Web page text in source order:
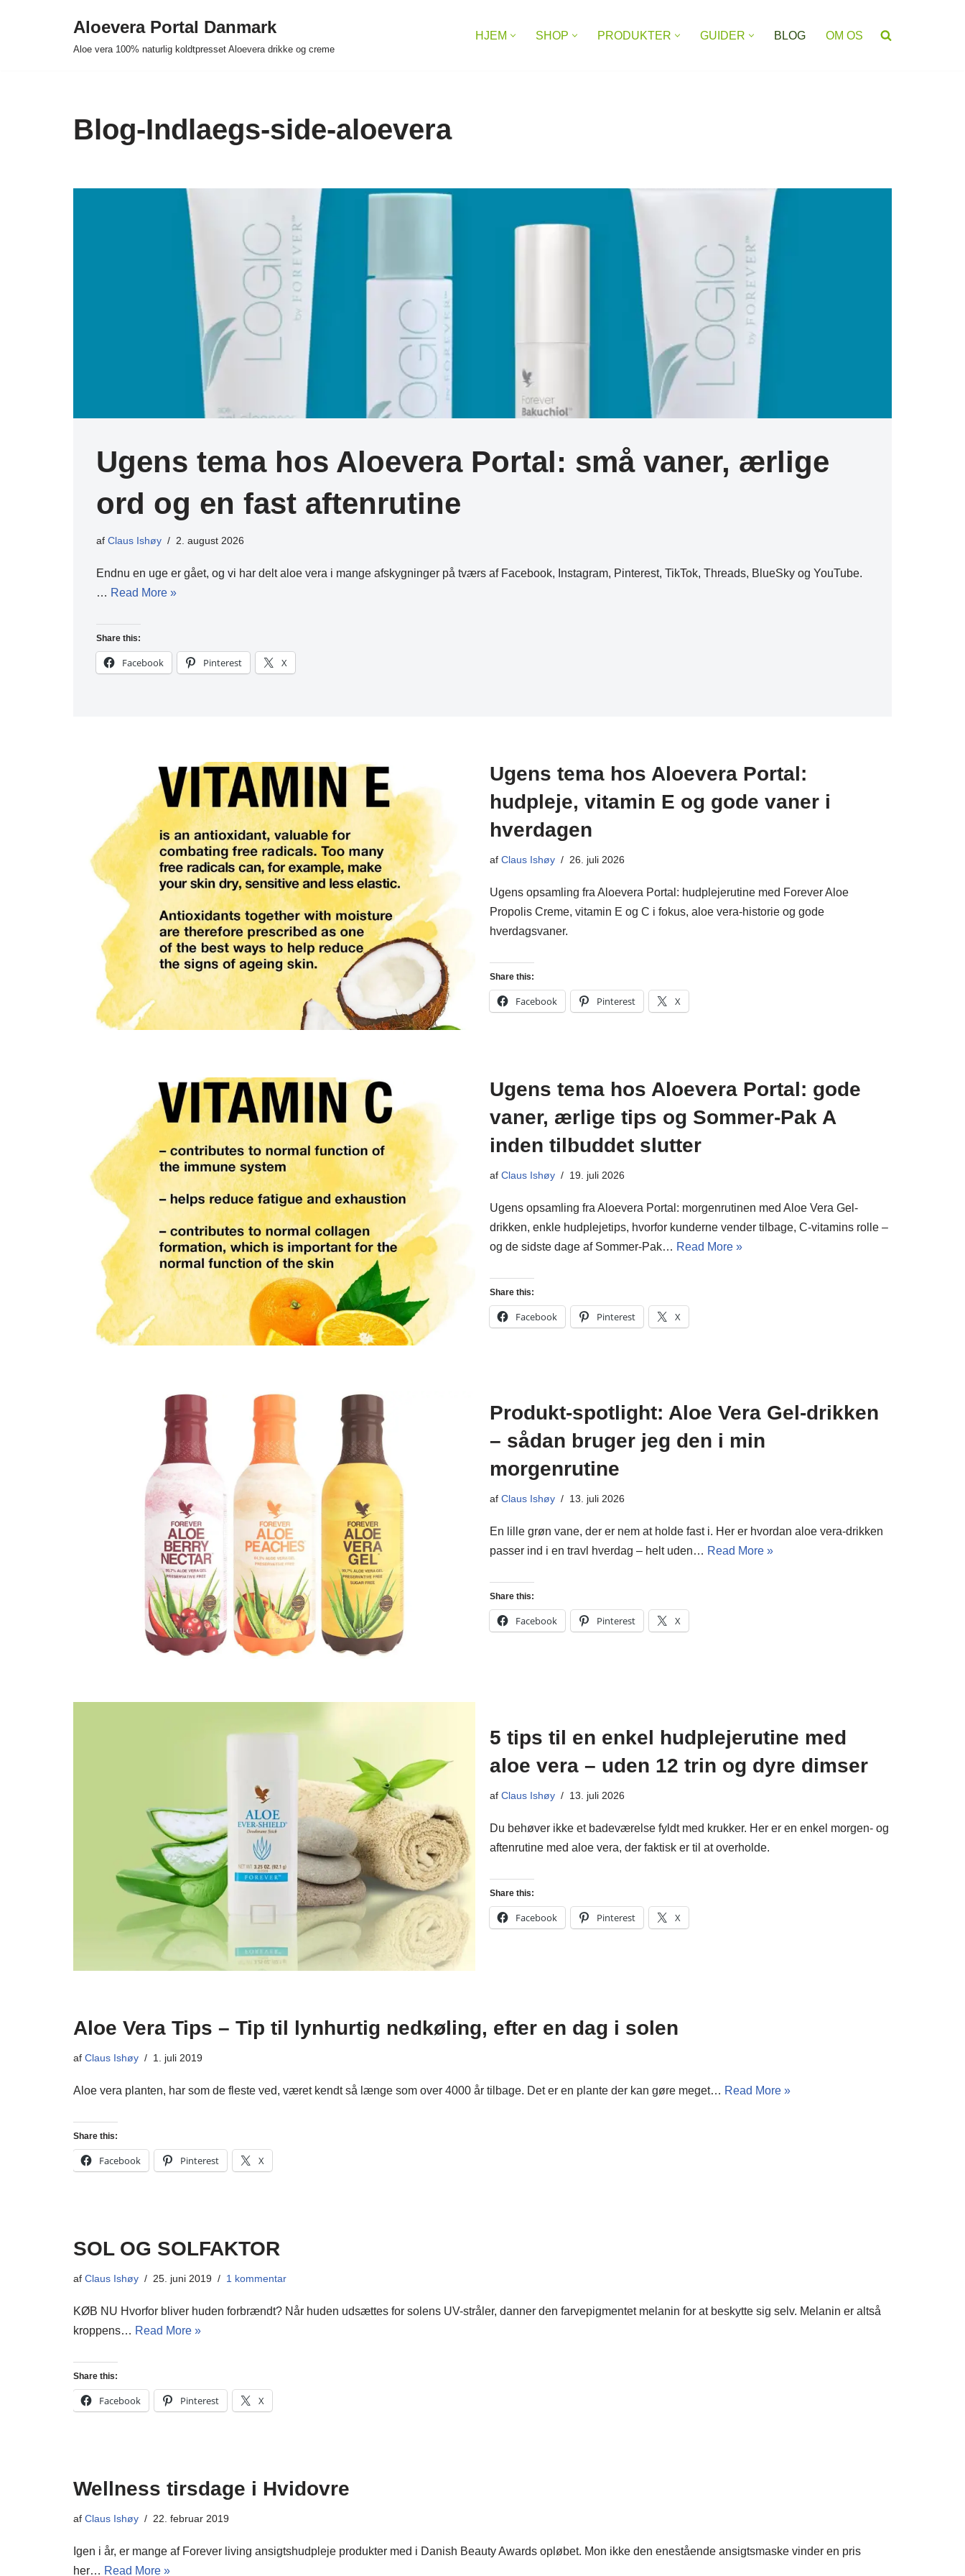
Aloevera Portal Danmark
Aloe vera 100% naturlig koldtpresset Aloevera drikke og creme
HJEM SHOP PRODUKTER GUIDER BLOG OM OS
Blog-Indlaegs-side-aloevera
Ugens tema hos Aloevera Portal: små vaner, ærlige
ord og en fast aftenrutine
af Claus Ishøy 2. august 2026
Endnu en uge er gået, og vi har delt aloe vera i mange afskygninger på tværs af Facebook, Instagram, Pinterest, TikTok, Threads, BlueSky og YouTube.
… Read More »
Share this:
Facebook Pinterest X
Ugens tema hos Aloevera Portal:
hudpleje, vitamin E og gode vaner i
hverdagen
af Claus Ishøy 26. juli 2026
Ugens opsamling fra Aloevera Portal: hudplejerutine med Forever Aloe
Propolis Creme, vitamin E og C i fokus, aloe vera-historie og gode
hverdagsvaner.
Share this:
Facebook Pinterest X
Ugens tema hos Aloevera Portal: gode
vaner, ærlige tips og Sommer-Pak A
inden tilbuddet slutter
af Claus Ishøy 19. juli 2026
Ugens opsamling fra Aloevera Portal: morgenrutinen med Aloe Vera Gel-
drikken, enkle hudplejetips, hvorfor kunderne vender tilbage, C-vitamins rolle –
og de sidste dage af Sommer-Pak… Read More »
Share this:
Facebook Pinterest X
Produkt-spotlight: Aloe Vera Gel-drikken
– sådan bruger jeg den i min
morgenrutine
af Claus Ishøy 13. juli 2026
En lille grøn vane, der er nem at holde fast i. Her er hvordan aloe vera-drikken
passer ind i en travl hverdag – helt uden… Read More »
Share this:
Facebook Pinterest X
5 tips til en enkel hudplejerutine med
aloe vera – uden 12 trin og dyre dimser
af Claus Ishøy 13. juli 2026
Du behøver ikke et badeværelse fyldt med krukker. Her er en enkel morgen- og
aftenrutine med aloe vera, der faktisk er til at overholde.
Share this:
Facebook Pinterest X
Aloe Vera Tips – Tip til lynhurtig nedkøling, efter en dag i solen
af Claus Ishøy 1. juli 2019
Aloe vera planten, har som de fleste ved, været kendt så længe som over 4000 år tilbage. Det er en plante der kan gøre meget… Read More »
Share this:
Facebook Pinterest X
SOL OG SOLFAKTOR
af Claus Ishøy 25. juni 2019 1 kommentar
KØB NU Hvorfor bliver huden forbrændt? Når huden udsættes for solens UV-stråler, danner den farvepigmentet melanin for at beskytte sig selv. Melanin er altså
kroppens… Read More »
Share this:
Facebook Pinterest X
Wellness tirsdage i Hvidovre
af Claus Ishøy 22. februar 2019
Igen i år, er mange af Forever living ansigtshudpleje produkter med i Danish Beauty Awards opløbet. Mon ikke den enestående ansigtsmaske vinder en pris
her… Read More »